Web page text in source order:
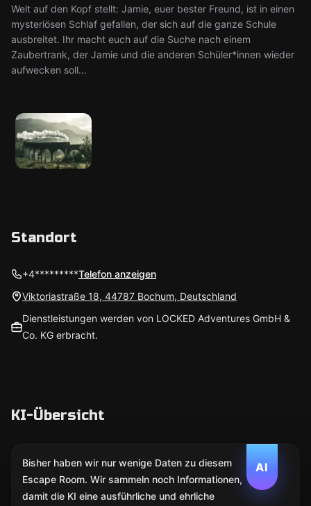
Welt auf den Kopf stellt: Jamie, euer bester Freund, ist in einen
mysteriösen Schlaf gefallen, der sich auf die ganze Schule
ausbreitet. Ihr macht euch auf die Suche nach einem
Zaubertrank, der Jamie und die anderen Schüler*innen wieder
aufwecken soll…
Standort
+4*********Telefon anzeigen
Viktoriastraße 18, 44787 Bochum, Deutschland
Dienstleistungen werden von LOCKED Adventures GmbH &
Co. KG erbracht.
KI-Übersicht
AI
Bisher haben wir nur wenige Daten zu diesem
Escape Room. Wir sammeln noch Informationen,
damit die KI eine ausführliche und ehrliche